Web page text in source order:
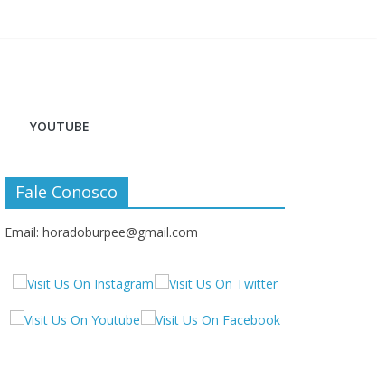
YOUTUBE
Fale Conosco
Email: horadoburpee@gmail.com